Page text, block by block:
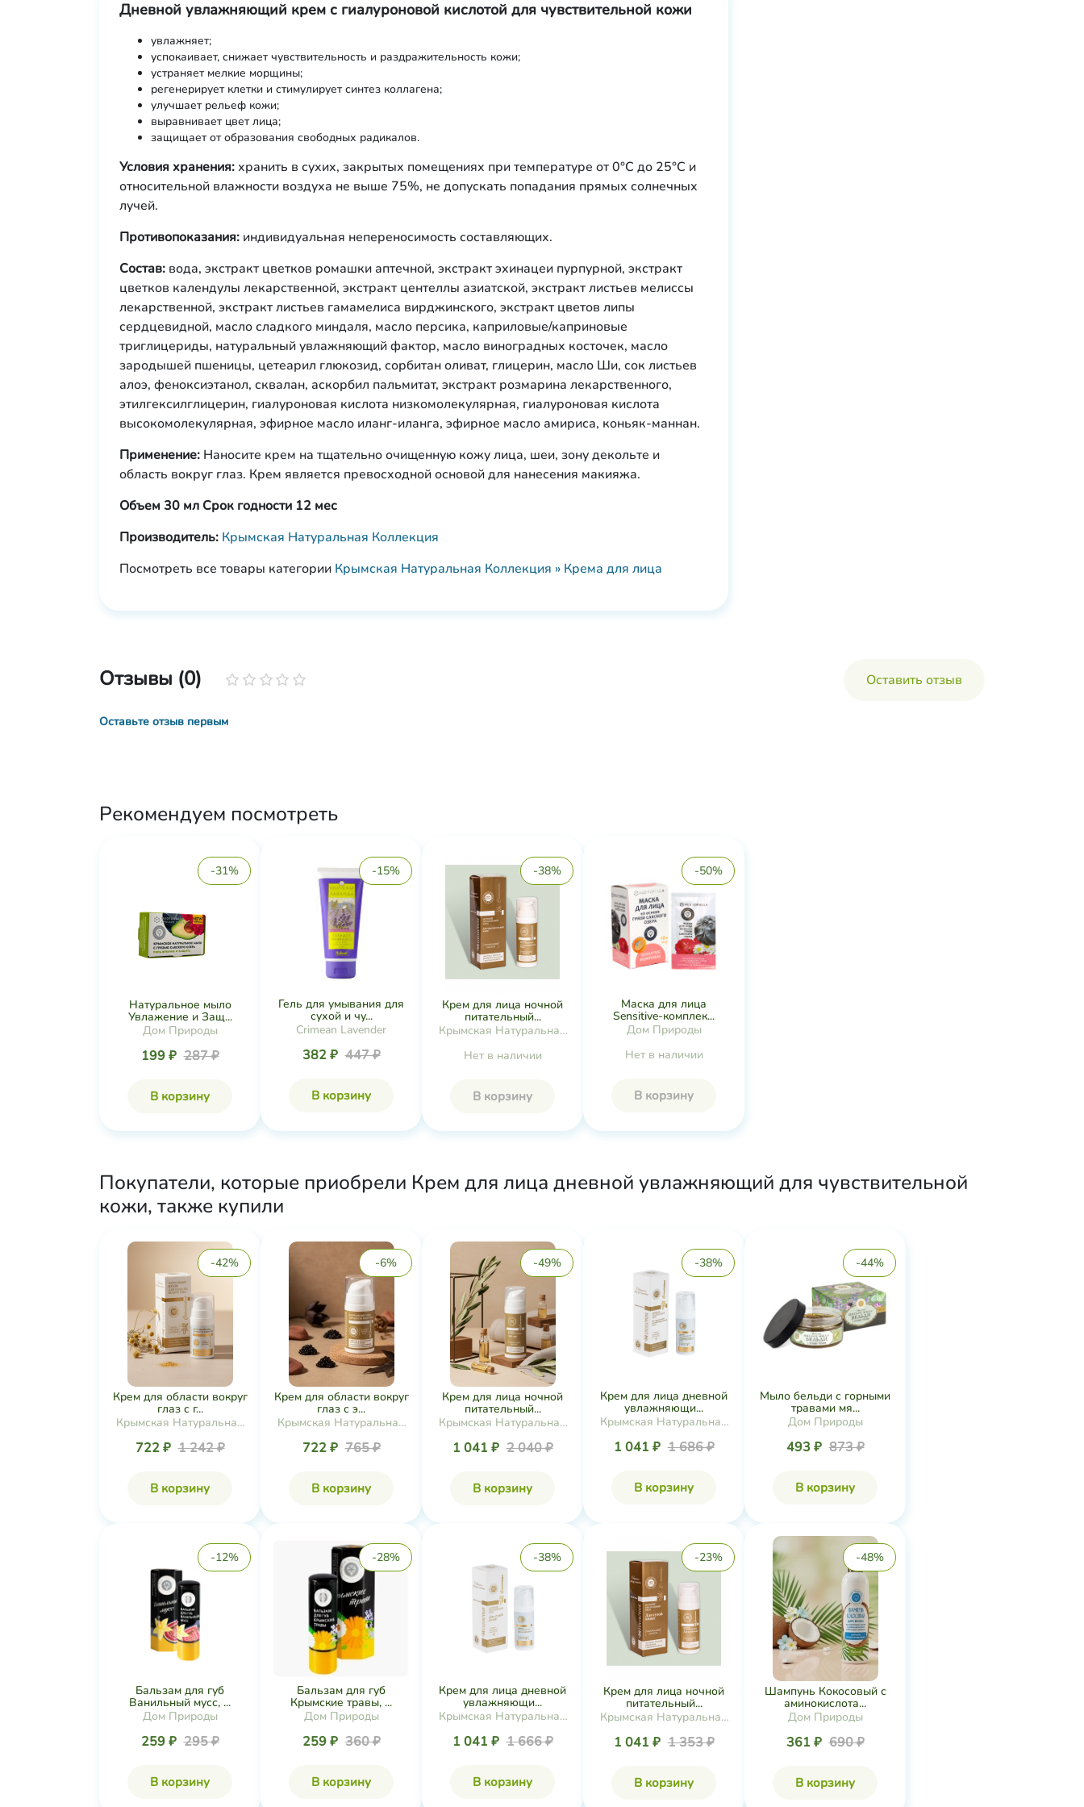
Дневной увлажняющий крем с гиалуроновой кислотой для чувствительной кожи
увлажняет;
успокаивает, снижает чувствительность и раздражительность кожи;
устраняет мелкие морщины;
регенерирует клетки и стимулирует синтез коллагена;
улучшает рельеф кожи;
выравнивает цвет лица;
защищает от образования свободных радикалов.
Условия хранения: хранить в сухих, закрытых помещениях при температуре от 0°С до 25°С и
относительной влажности воздуха не выше 75%, не допускать попадания прямых солнечных
лучей.
Противопоказания: индивидуальная непереносимость составляющих.
Состав: вода, экстракт цветков ромашки аптечной, экстракт эхинацеи пурпурной, экстракт
цветков календулы лекарственной, экстракт центеллы азиатской, экстракт листьев мелиссы
лекарственной, экстракт листьев гамамелиса вирджинского, экстракт цветов липы
сердцевидной, масло сладкого миндаля, масло персика, каприловые/каприновые
триглицериды, натуральный увлажняющий фактор, масло виноградных косточек, масло
зародышей пшеницы, цетеарил глюкозид, сорбитан оливат, глицерин, масло Ши, сок листьев
алоэ, феноксиэтанол, сквалан, аскорбил пальмитат, экстракт розмарина лекарственного,
этилгексилглицерин, гиалуроновая кислота низкомолекулярная, гиалуроновая кислота
высокомолекулярная, эфирное масло иланг-иланга, эфирное масло амириса, коньяк-маннан.
Применение: Наносите крем на тщательно очищенную кожу лица, шеи, зону декольте и
область вокруг глаз. Крем является превосходной основой для нанесения макияжа.
Объем 30 мл Срок годности 12 мес
Производитель: Крымская Натуральная Коллекция
Посмотреть все товары категории Крымская Натуральная Коллекция » Крема для лица
Отзывы (0) Оставить отзыв
Оставьте отзыв первым
Рекомендуем посмотреть
-31%
Натуральное мыло
Увлажение и Защ...
Дом Природы
199 ₽ 287 ₽
В корзину
-15%
Гель для умывания для
сухой и чу...
Crimean Lavender
382 ₽ 447 ₽
В корзину
-38%
Крем для лица ночной
питательный...
Крымская Натуральная
Нет в наличии
В корзину
-50%
Маска для лица
Sensitive-комплек...
Дом Природы
Нет в наличии
В корзину
Покупатели, которые приобрели Крем для лица дневной увлажняющий для чувствительной
кожи, также купили
-42%
Крем для области вокруг
глаз с г...
Крымская Натуральная
722 ₽ 1 242 ₽
В корзину
-6%
Крем для области вокруг
глаз с э...
Крымская Натуральная
722 ₽ 765 ₽
В корзину
-49%
Крем для лица ночной
питательный...
Крымская Натуральная
1 041 ₽ 2 040 ₽
В корзину
-38%
Крем для лица дневной
увлажняющи...
Крымская Натуральная
1 041 ₽ 1 686 ₽
В корзину
-44%
Мыло бельди с горными
травами мя...
Дом Природы
493 ₽ 873 ₽
В корзину
-12%
Бальзам для губ
Ванильный мусс, ...
Дом Природы
259 ₽ 295 ₽
В корзину
-28%
Бальзам для губ
Крымские травы, ...
Дом Природы
259 ₽ 360 ₽
В корзину
-38%
Крем для лица дневной
увлажняющи...
Крымская Натуральная
1 041 ₽ 1 666 ₽
В корзину
-23%
Крем для лица ночной
питательный...
Крымская Натуральная
1 041 ₽ 1 353 ₽
В корзину
-48%
Шампунь Кокосовый с
аминокислота...
Дом Природы
361 ₽ 690 ₽
В корзину